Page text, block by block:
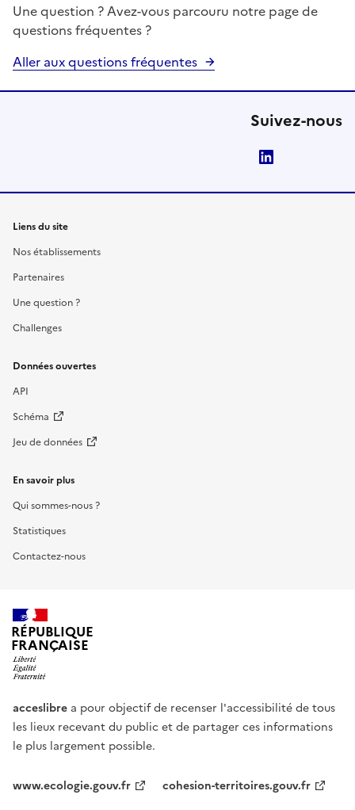
Une question ? Avez-vous parcouru notre page de
questions fréquentes ?
Aller aux questions fréquentes
Suivez-nous
Liens du site
Nos établissements
Partenaires
Une question ?
Challenges
Données ouvertes
API
Schéma
Jeu de données
En savoir plus
Qui sommes-nous ?
Statistiques
Contactez-nous
RÉPUBLIQUE
FRANÇAISE
acceslibre a pour objectif de recenser l'accessibilité de tous
les lieux recevant du public et de partager ces informations
le plus largement possible.
www.ecologie.gouv.fr
cohesion-territoires.gouv.fr